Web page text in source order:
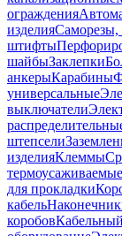
ограждения
изделия
штифты
шайбыЗаклепки
анкерыКарабины
универсальные
выключатели
штепсели
изделияКлеммы
термоусаживаемые
для прокладки
кабель
коробов